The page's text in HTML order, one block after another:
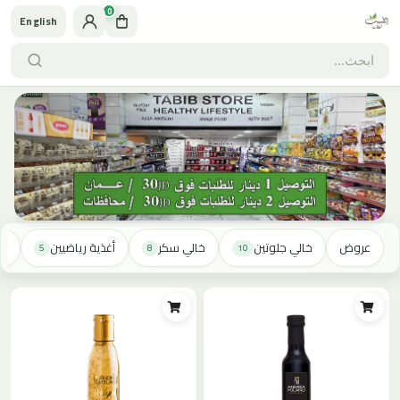
0
English
عروض خالي جلوتين 10 خالي سكر 8 أغذية رياضيين 5